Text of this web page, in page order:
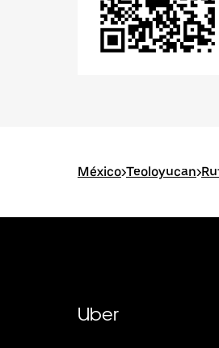
México>Teoloyucan>
Uber